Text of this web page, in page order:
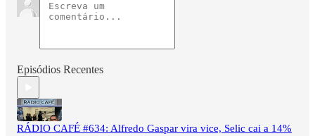
Episódios Recentes
RÁDIO CAFÉ #634: Alfredo Gaspar vira vice, Selic cai a 14%